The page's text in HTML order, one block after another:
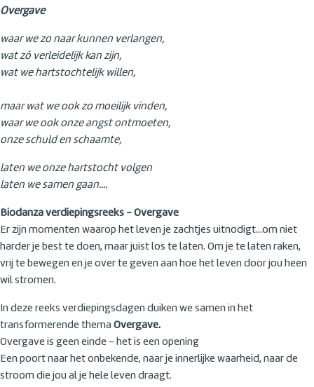
Overgave
waar we zo naar kunnen verlangen,
wat zó verleidelijk kan zijn,
wat we hartstochtelijk willen,
maar wat we ook zo moeilijk vinden,
waar we ook onze angst ontmoeten,
onze schuld en schaamte,
laten we onze hartstocht volgen
laten we samen gaan....
Biodanza verdiepingsreeks - Overgave
Er zijn momenten waarop het leven je zachtjes uitnodigt...om niet
harder je best te doen, maar juist los te laten. Om je te laten raken,
vrij te bewegen en je over te geven aan hoe het leven door jou heen
wil stromen.
In deze reeks verdiepingsdagen duiken we samen in het
transformerende thema Overgave.
Overgave is geen einde - het is een opening
Een poort naar het onbekende, naar je innerlijke waarheid, naar de
stroom die jou al je hele leven draagt.